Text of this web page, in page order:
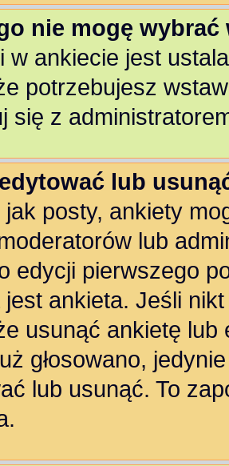
nie mogę
w ankiecie jest
potrzebujesz
się z
lub
jak posty, ankiety
lub
edycji pierwszego
ankieta. Jeśli
usunąć ankietę
głosowano,
lub usunąć. To